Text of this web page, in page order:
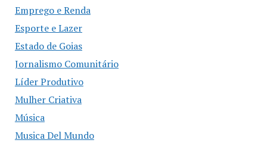
Emprego e Renda
Esporte e Lazer
Estado de Goias
Jornalismo Comunitário
Líder Produtivo
Mulher Criativa
Música
Musica Del Mundo